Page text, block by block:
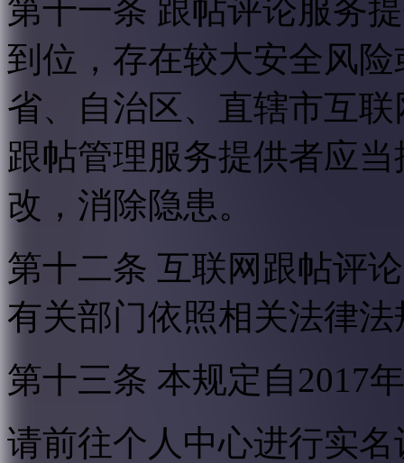
第十一条 跟帖评论服务
到位，存在较大安全风
省、自治区、直辖市互
跟帖管理服务提供者应
改，消除隐患。
第十二条 互联网跟帖评
有关部门依照相关法律
第十三条 本规定自2017
请前往个人中心进行实名